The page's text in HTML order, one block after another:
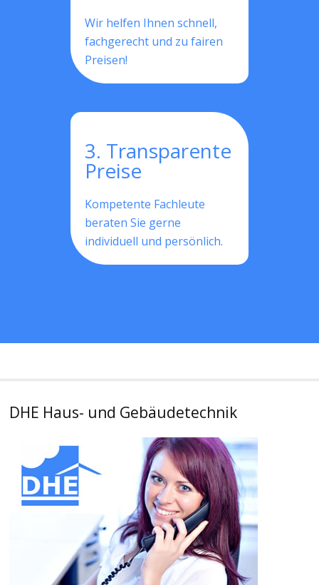
Wir helfen Ihnen schnell,
fachgerecht und zu fairen
Preisen!
3. Transparente
Preise
Kompetente Fachleute
beraten Sie gerne
individuell und persönlich.
DHE Haus- und Gebäudetechnik